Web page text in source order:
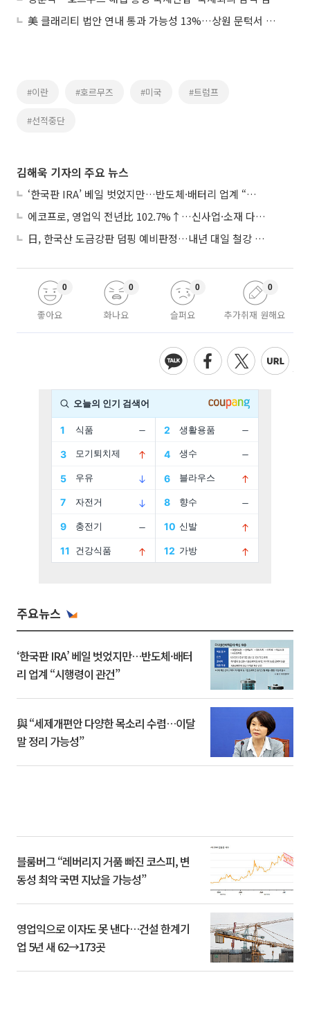
美 클래리티 법안 연내 통과 가능성 13%…상원 문턱서 제동
#이란 #호르무즈 #미국 #트럼프
#선적중단
김해욱 기자의 주요 뉴스
‘한국판 IRA’ 베일 벗었지만…반도체·배터리 업계 “시행령이 관건”
에코프로, 영업익 전년比 102.7%↑…신사업·소재 다각화 박차
日, 한국산 도금강판 덤핑 예비판정…내년 대일 철강 수출 ‘빨간불’
좋아요
0
화나요
0
슬퍼요
0
추가취재 원해요
0
주요뉴스
‘한국판 IRA’ 베일 벗었지만…반도체·배터
리 업계 “시행령이 관건”
與 “세제개편안 다양한 목소리 수렴…이달
말 정리 가능성”
블룸버그 “레버리지 거품 빠진 코스피, 변
동성 최악 국면 지났을 가능성”
영업익으로 이자도 못 낸다…건설 한계기
업 5년 새 62→173곳